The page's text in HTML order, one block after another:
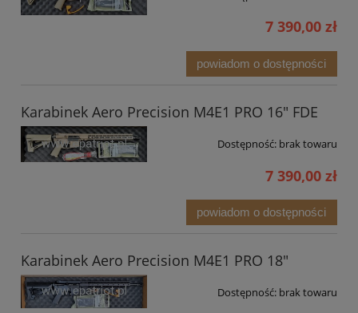
7 390,00 zł
powiadom o dostępności
Karabinek Aero Precision M4E1 PRO 16" FDE
Dostępność: brak towaru
7 390,00 zł
powiadom o dostępności
Karabinek Aero Precision M4E1 PRO 18"
Dostępność: brak towaru